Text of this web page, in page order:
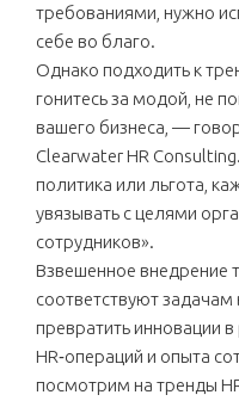
требованиями, нужно
себе во благо.
Однако подходить к
гонитесь за модой, не
вашего бизнеса, —
Clearwater HR
политика или льгота,
увязывать с целями
сотрудников».
Взвешенное внедрение
соответствуют
превратить инновации
HR‑операций и опыта
посмотрим на тренды